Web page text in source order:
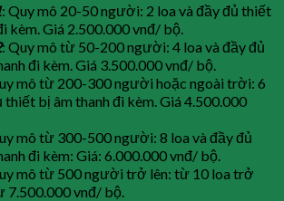
: Quy mô 20-50 người: 2 loa và đầy đủ thiết
kèm. Giá 2.500.000 vnđ/ bộ.
: Quy mô từ 50-200 người: 4 loa và đầy đủ
đi kèm. Giá 3.500.000 vnđ/ bộ.
mô từ 200-300 người hoặc ngoài trời: 6
thiết bị âm thanh đi kèm. Giá 4.500.000
mô từ 300-500 người: 8 loa và đầy đủ
đi kèm: Giá: 6.000.000 vnđ/ bộ.
mô từ 500 người trở lên: từ 10 loa trở
7.500.000 vnđ/ bộ.